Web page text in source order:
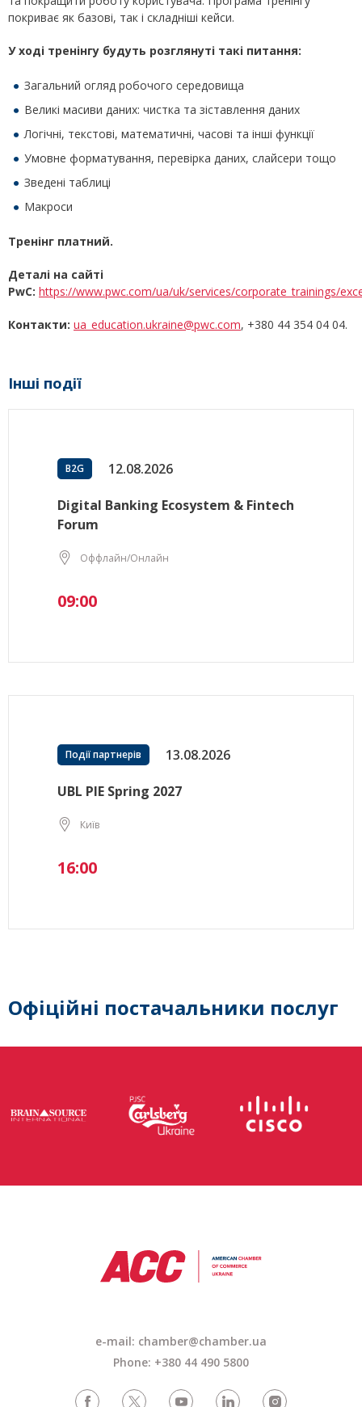
покриває як базові, так і складніші кейси.
У ході тренінгу будуть розглянуті такі питання:
Загальний огляд робочого середовища
Великі масиви даних: чистка та зіставлення даних
Логічні, текстові, математичні, часові та інші функції
Умовне форматування, перевірка даних, слайсери тощо
Зведені таблиці
Макроси
Тренінг платний.
Деталі на сайті
PwC: https://www.pwc.com/ua/uk/services/corporate_trainings/
Контакти: ua_education.ukraine@pwc.com, +380 44 354 04 04.
Інші події
B2G 12.08.2026
Digital Banking Ecosystem & Fintech
Forum
Оффлайн/Онлайн
09:00
Події партнерів 13.08.2026
UBL PIE Spring 2027
Київ
16:00
Офіційні постачальники послуг
e-mail: chamber@chamber.ua
Phone: +380 44 490 5800